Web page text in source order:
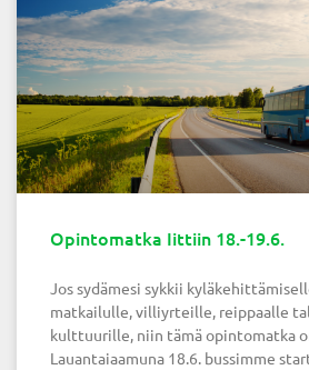
Opintomatka Iittiin 18.-19.6.
Jos sydämesi sykkii
matkailulle, villiyrteille, reippaalle
kulttuurille, niin tämä opintomatka
Lauantaiaamuna 18.6. bussimme